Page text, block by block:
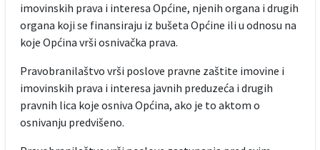
imovinskih prava i interesa Općine, njenih organa i drugih
organa koji se finansiraju iz bušeta Općine ili u odnosu na
koje Općina vrši osnivačka prava.
Pravobranilaštvo vrši poslove pravne zaštite imovine i
imovinskih prava i interesa javnih preduzeća i drugih
pravnih lica koje osniva Općina, ako je to aktom o
osnivanju predvišeno.